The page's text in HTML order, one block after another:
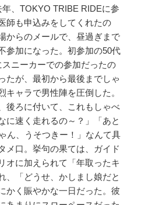
、TOKYO TRIBE RIDEに参
師も申込みをしてくれたの
からのメールで、昼過ぎまで
参加になった。初参加の50代
ニーカーでの参加だったの
たが、最初から最後までしゃ
キャラで男性陣を圧倒した。
後ろに付いて、これもしゃべ
に速く走れるの～？」「あと
ん、うそつきー！」なんて具
メ口。挙句の果ては、ガイド
オに加えられて「年取ったキ
、「どうせ、かしまし娘だと
かく賑やかな一日だった。彼